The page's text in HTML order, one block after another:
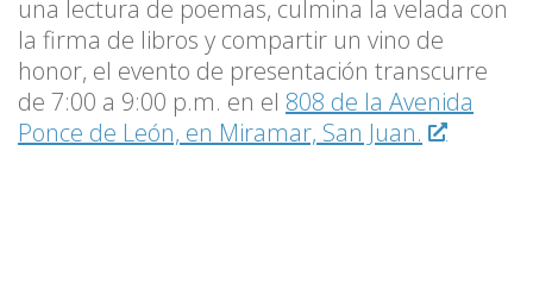
una lectura de poemas, culmina la velada con
la firma de libros y compartir un vino de
honor, el evento de presentación transcurre
de 7:00 a 9:00 p.m. en el 808 de la Avenida
Ponce de León, en Miramar, San Juan.